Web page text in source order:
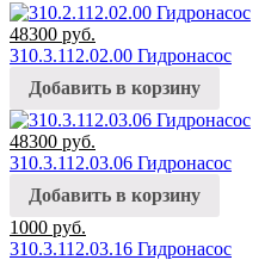
48300 руб.
310.3.112.02.00 Гидронасос
Добавить в корзину
48300 руб.
310.3.112.03.06 Гидронасос
Добавить в корзину
1000 руб.
310.3.112.03.16 Гидронасос